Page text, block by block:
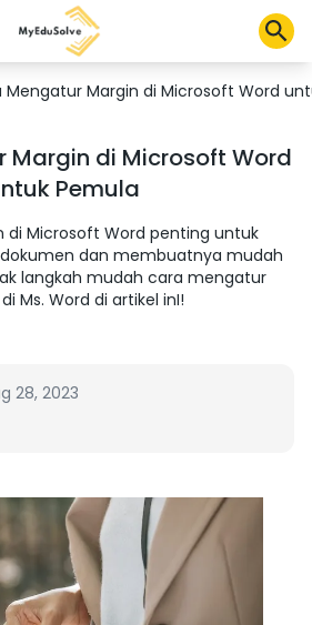
Mengatur Margin di Microsoft Word
Margin di Microsoft Word
Pemula
di Microsoft Word penting untuk
dan membuatnya mudah
langkah mudah cara mengatur
Ms. Word di artikel inI!
28, 2023